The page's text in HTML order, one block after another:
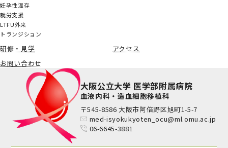
妊孕性温存
就労支援
LTFU外来
トランジション
研修・見学
アクセス
お問い合わせ
大阪公立大学 医学部附属病院
血液内科・造血細胞移植科
〒545-8586 大阪市阿倍野区旭町1-5-7
med-isyokukyoten_ocu@ml.omu.ac.jp
06-6645-3881